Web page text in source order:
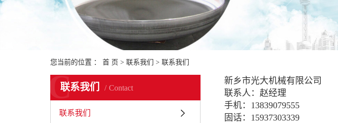
您当前的位置 ： 首 页 > 联系我们 > 联系我们
联系我们 Contact
C
联系我们
新乡市光大机械有限公司
联系人：赵经理
手机：13839079555
固话：15937303339